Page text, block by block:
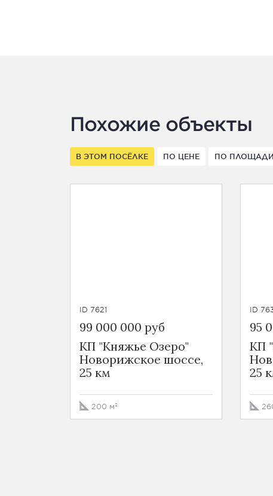
Похожие объекты
В ЭТОМ ПОСЁЛКЕ ПО ЦЕНЕ ПО ПЛОЩАДИ
ID 7621
99 000 000 руб
КП "Княжье Озеро"
Новорижское шоссе,
25 км
200 м²
ID
95
КП
25